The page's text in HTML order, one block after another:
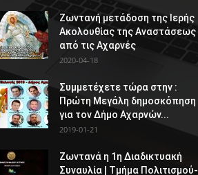
Ζωντανή μετάδοση της Ιερής
Ακολουθίας της Αναστάσεως
από τις Αχαρνές
2020-04-18
Συμμετέχετε τώρα στην :
Πρώτη Μεγάλη δημοσκόπηση
για τον Δήμο Αχαρνών...
2019-01-21
Ζωντανά η 1η Διαδικτυακή
Συναυλία | Τμήμα Πολιτισμού-